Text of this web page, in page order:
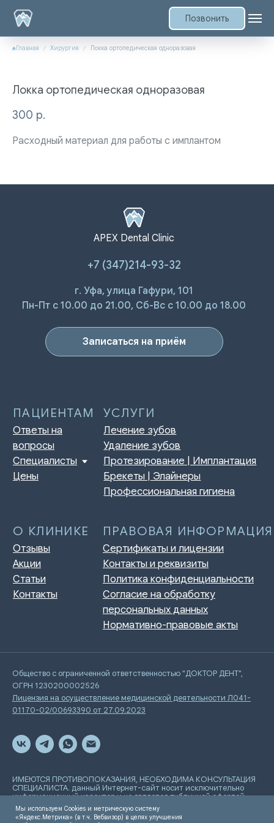
Позвонить
Главная Хирургия Локка ортопедическая одноразовая
Локка ортопедическая одноразовая
300 р.
Расходный материал для работы с имплантом
APEX Dental Clinic
+7 (347)214-93-32
г. Уфа, улица Гафури, 101
Пн-Пт с 10.00 до 21.00, Сб-Вс с 10.00 до 18.00
Записаться на приём
Ответы на
Специалисты
УСЛУГИ
Лечение зубов
Протезирование | Имплантация
Брекеты | Элайнеры
Статьи
Контакты
Политика конфиденциальности
Согласие на обработку
персональных данных
Нормативно-правовые акты
Общество с ограниченной ответственностью "ДОКТОР ДЕНТ",
ОГРН 1230200002526
Лицензия на осуществление медицинской деятельности Л041-
01170-02/00693390 от 27.09.2023
ИМЕЮТСЯ ПРОТИВОПОКАЗАНИЯ, НЕОБХОДИМА КОНСУЛЬТАЦИЯ
СПЕЦИАЛИСТА. данный Интернет-сайт носит исключительно
информационный характер и не является публичной офертой,
определяемой положениями Статьи 437 Гражданского
кодекса РФ
Мы используем Cookies и метрическую систему
«Яндекс.Метрика» (в т.ч. Вебвизор) в целях улучшения